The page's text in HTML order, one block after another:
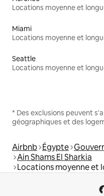
Miami
Seattle
* Des exclusions peuvent
géographiques et des
Airbnb Égypte
Ain Shams El Sharkia
Locations moyenne et